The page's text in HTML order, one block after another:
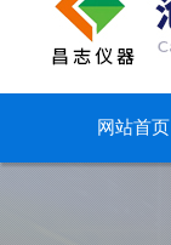
网站首页